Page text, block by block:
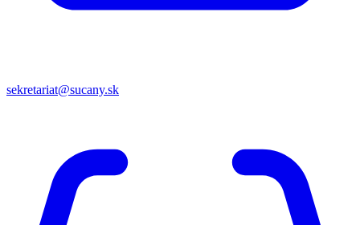
sekretariat@sucany.sk